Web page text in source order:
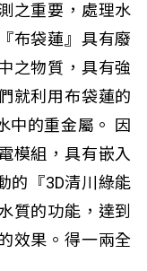
之重要，處理水
布袋蓮』具有廢
之物質，具有強
就利用布袋蓮的
中的重金屬。 因
模組，具有嵌入
的『3D清川綠能
質的功能，達到
效果。得一兩全